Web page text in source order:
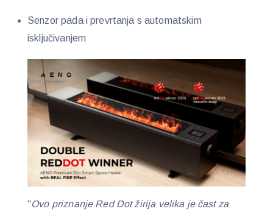
Senzor pada i prevrtanja s automatskim
isključivanjem
“Ovo priznanje Red Dot žirija velika je čast za